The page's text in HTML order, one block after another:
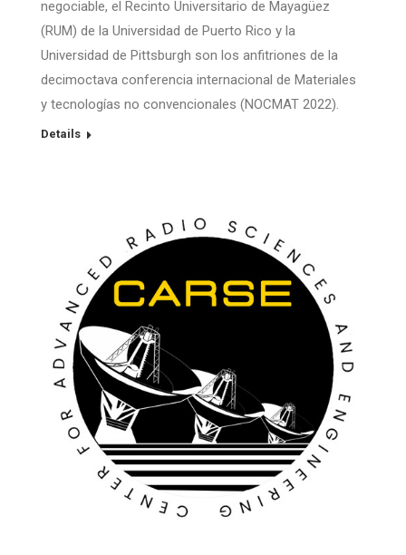
negociable, el Recinto Universitario de Mayagüez
(RUM) de la Universidad de Puerto Rico y la
Universidad de Pittsburgh son los anfitriones de la
decimoctava conferencia internacional de Materiales
y tecnologías no convencionales (NOCMAT 2022).
Details